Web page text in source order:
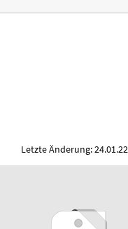
Letzte Änderung: 24.01.22